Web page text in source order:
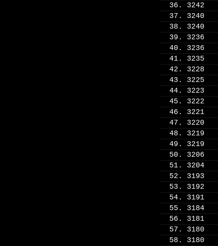
36. 3242
37. 3240
38. 3240
39. 3236
40. 3236
41. 3235
42. 3228
43. 3225
44. 3223
45. 3222
46. 3221
47. 3220
48. 3219
49. 3219
50. 3206
51. 3204
52. 3193
53. 3192
54. 3191
55. 3184
56. 3181
57. 3180
58. 3180